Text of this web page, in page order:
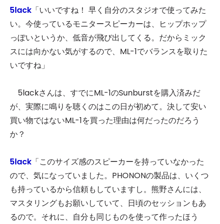
5lack 「いいですね！ 早く自分のスタジオで使ってみた
い。今使っているモニタースピーカーは、ヒップホップ
っぽいというか、低音が飛び出してくる。だからミック
スには向かない気がするので、ML-1でバランスを取りた
いですね」
5lackさんは、すでにML-1のSunburstを購入済みだ
が、実際に鳴りを聴くのはこの日が初めて。決して安い
買い物ではないML-1を買った理由は何だったのだろう
か？
5lack 「このサイズ感のスピーカーを持っていなかった
ので、気になっていました。PHONONの製品は、いくつ
も持っているから信頼もしていますし。熊野さんには、
マスタリングもお願いしていて、日頃のセッションもあ
るので。それに、自分も同じものを使って作ったほう